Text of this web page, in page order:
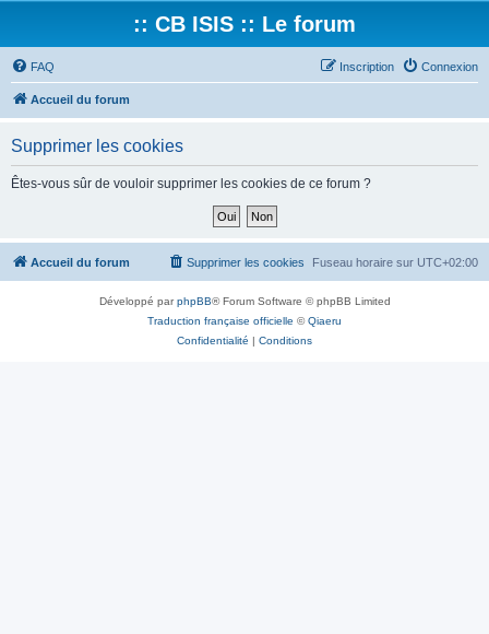
:: CB ISIS :: Le forum
FAQ Connexion
Inscription
Accueil du forum
Supprimer les cookies
Êtes-vous sûr de vouloir supprimer les cookies de ce forum ?
Accueil du forum Fuseau horaire sur UTC+02:00
Supprimer les cookies
Développé parphpBB® Forum Software © phpBB Limited
Traduction française officielle ©Qiaeru
Confidentialité | Conditions